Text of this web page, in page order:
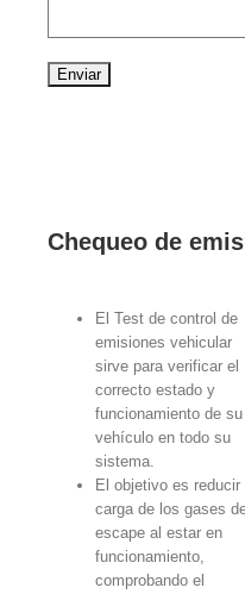
Chequeo de
El Test de control de
emisiones vehicular
sirve para verificar el
correcto estado y
funcionamiento de su
vehículo en todo su
sistema.
El objetivo es reducir
carga de los gases
escape al estar en
funcionamiento,
comprobando el